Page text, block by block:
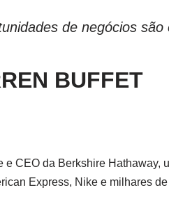
de negócios
BUFFET
e CEO da Berkshire Hathaway,
Express, Nike e milhares